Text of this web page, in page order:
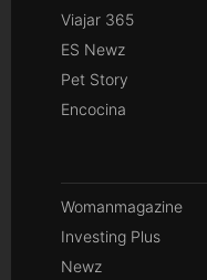
Viajar 365
ES Newz
Pet Story
Encocina
Womanmagazine
Investing Plus
Newz